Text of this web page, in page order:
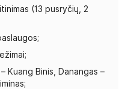
(13 pusryčių, 2
Kuang Binis, Danangas –